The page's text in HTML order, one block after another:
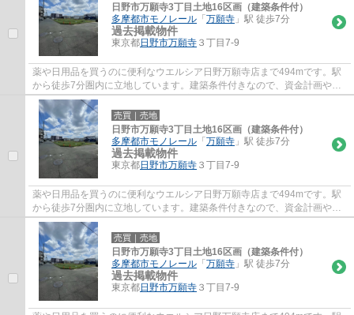
日野市万願寺3丁目土地16区画（建築条件付）
多摩都市モノレール 「 万願寺 」駅 徒歩7分
過去掲載物件
東京都日野市万願寺 ３丁目7-9
薬や日用品を買うのに便利なウエルシア日野万願寺店まで494mです。駅
から徒歩7分圏内に立地しています。建築条件付きなので、資金計画やス
ケジュールが立てやすく、相場より安いという...
売買｜売地
日野市万願寺3丁目土地16区画（建築条件付）
多摩都市モノレール 「 万願寺 」駅 徒歩7分
過去掲載物件
東京都日野市万願寺 ３丁目7-9
薬や日用品を買うのに便利なウエルシア日野万願寺店まで494mです。駅
から徒歩7分圏内に立地しています。建築条件付きなので、資金計画やス
ケジュールが立てやすく、相場より安いという...
売買｜売地
日野市万願寺3丁目土地16区画（建築条件付）
多摩都市モノレール 「 万願寺 」駅 徒歩7分
過去掲載物件
東京都日野市万願寺 ３丁目7-9